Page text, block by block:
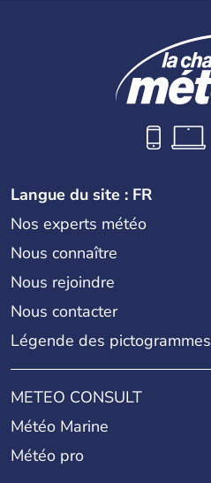
Langue du site : FR
Nos experts météo
Nous connaître
Nous rejoindre
Nous contacter
Légende des pictogrammes
METEO CONSULT
Météo Marine
Météo pro